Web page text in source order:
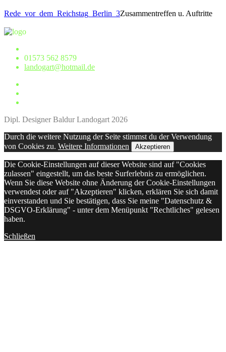
Rede_vor_dem_Reichstag_Berlin_3Zusammentreffen u. Auftritte
01573 562 8579
landogart@hotmail.de
Dipl. Designer Baldur Landogart 2026
Durch die weitere Nutzung der Seite stimmst du der Verwendung
von Cookies zu. Weitere Informationen Akzeptieren
Die Cookie-Einstellungen auf dieser Website sind auf "Cookies
zulassen" eingestellt, um das beste Surferlebnis zu ermöglichen.
Wenn Sie diese Website ohne Änderung der Cookie-Einstellungen
verwendest oder auf "Akzeptieren" klicken, erklären Sie sich damit
einverstanden und Sie bestätigen, dass Sie meine "Datenschutz &
DSGVO-Erklärung" - unter dem Menüpunkt "Rechtliches" gelesen
haben.
Schließen